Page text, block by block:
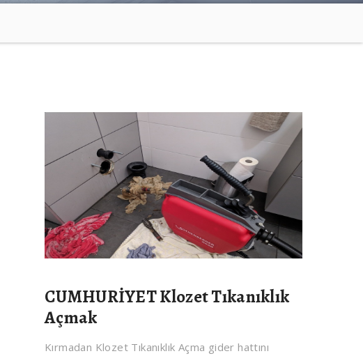
CUMHURİYET Klozet Tıkanıklık
Açmak
Kırmadan Klozet Tıkanıklık Açma gider hattını